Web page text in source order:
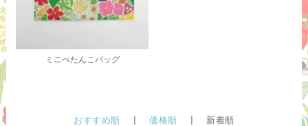
ミニぺたんこバッグ
おすすめ順 |価格順 | 新着順